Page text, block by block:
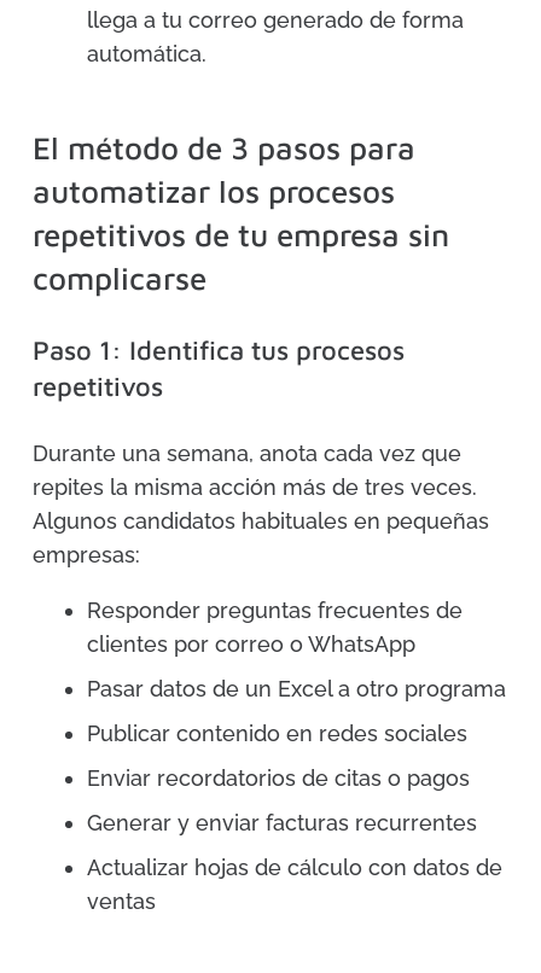
llega a tu correo generado de forma
automática.
El método de 3 pasos para
automatizar los procesos
repetitivos de tu empresa sin
complicarse
Paso 1: Identifica tus procesos
repetitivos
Durante una semana, anota cada vez que
repites la misma acción más de tres veces.
Algunos candidatos habituales en pequeñas
empresas:
Responder preguntas frecuentes de
clientes por correo o WhatsApp
Pasar datos de un Excel a otro programa
Publicar contenido en redes sociales
Enviar recordatorios de citas o pagos
Generar y enviar facturas recurrentes
Actualizar hojas de cálculo con datos de
ventas